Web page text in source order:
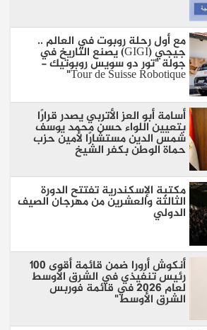
مع أول رحلة روبوت في العالم ..
جيجي (GIGI) يصنع التاريخ في
جولة "تور دو سويس روبوتيك -
Tour de Suisse Robotique"
أسامة أبو العز الأتربي يصدر قرارًا
بتعيين اللواء حسن محمد يوسف
شمس الدين مستشارًا لأمين حزب
حماة الوطن بكفر الشيخ
مكتبة الإسكندرية تفتتح الدورة
الثالثة والعشرين من مهرجان الصيف
الدولي
أنكوش أرورا ضمن قائمة أقوى 100
رئيس تنفيذي في الشرق الأوسط
لعام 2026 في قائمة فوربس
الشرق الأوسط"